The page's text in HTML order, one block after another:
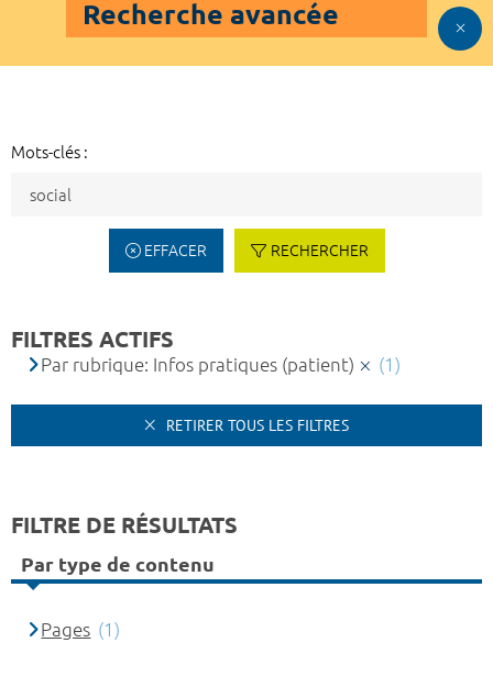
Recherche avancée
Mots-clés :
EFFACER RECHERCHER
FILTRES ACTIFS
Par rubrique: Infos pratiques (patient) (1)
RETIRER TOUS LES FILTRES
FILTRE DE RÉSULTATS
Par type de contenu
Pages (1)